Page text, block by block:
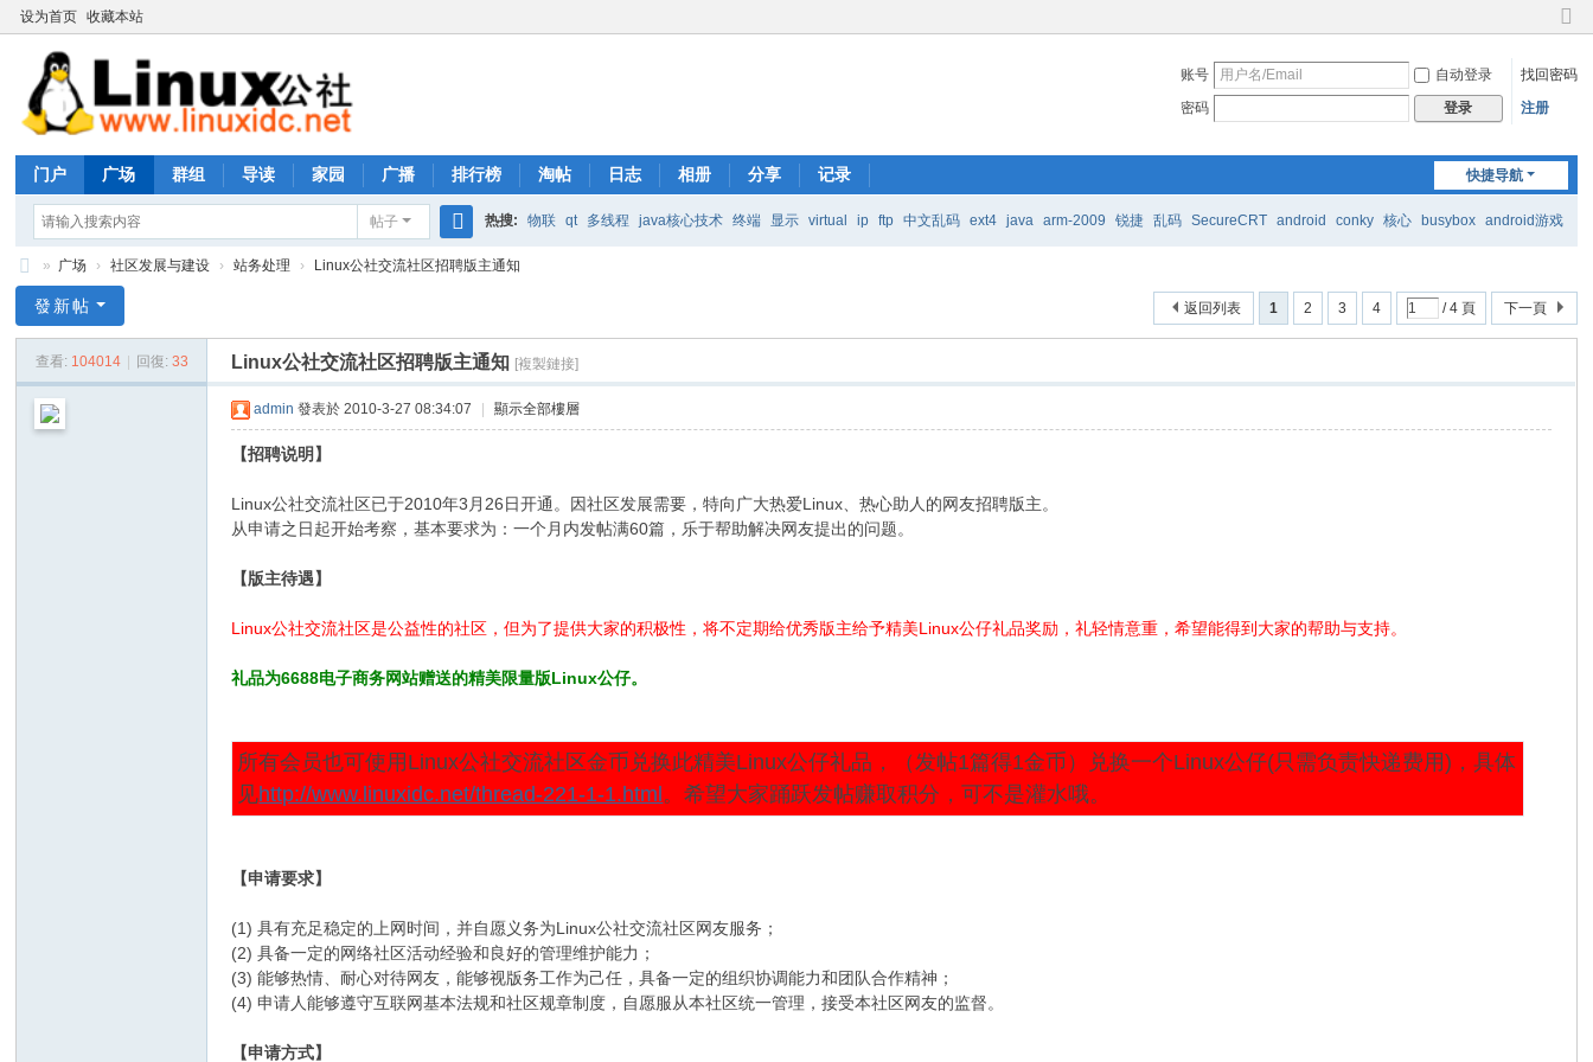
设为首页 收藏本站
切
到
账号 自动登录
找回密码
密码
登录 注册
快捷导航
门户 广场 群组 导读 家园 广播 排行榜 淘帖 日志 相册 分享 记录
帖子
搜
热搜: 物联 qt 多线程 java核心技术 终端 显示 virtual ip ftp 中文乱码 ext4 java arm-2009 锐捷 乱码 SecureCRT android conky 核心 busybox android游戏
rhs333
nu
公
» 广场 › 社区发展与建设 › 站务处理 › Linux公社交流社区招聘版主通知
1 2 3 4 / 4 頁 下一頁
返回列表
發新帖
查看: 104014 回復: 33 Linux公社交流社区招聘版主通知 [複製鏈接]
admin 發表於 2010-3-27 08:34:07 顯示全部樓層
【招聘说明】
Linux公社交流社区已于2010年3月26日开通。因社区发展需要，特向广大热爱Linux、热心助人的网友招聘版主。
从申请之日起开始考察，基本要求为：一个月内发帖满60篇，乐于帮助解决网友提出的问题。
【版主待遇】
Linux公社交流社区是公益性的社区，但为了提供大家的积极性，将不定期给优秀版主给予精美Linux公仔礼品奖励，礼轻情意重，希望能得到大家的帮助与支持。
礼品为6688电子商务网站赠送的精美限量版Linux公仔。
所有会员也可使用Linux公社交流社区金币兑换此精美Linux公仔礼品，（发帖1篇得1金币）兑换一个Linux公仔(只需负责快递费用)，具体
见http://www.linuxidc.net/thread-221-1-1.html。希望大家踊跃发帖赚取积分，可不是灌水哦。
【申请要求】
(1) 具有充足稳定的上网时间，并自愿义务为Linux公社交流社区网友服务；
(2) 具备一定的网络社区活动经验和良好的管理维护能力；
(3) 能够热情、耐心对待网友，能够视版务工作为己任，具备一定的组织协调能力和团队合作精神；
(4) 申请人能够遵守互联网基本法规和社区规章制度，自愿服从本社区统一管理，接受本社区网友的监督。
【申请方式】